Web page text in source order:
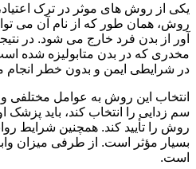
یکی از روش های موثر در ترک
روش، همان طور که از نام آن می
آور از بدن فرد خارج می شود. در
مخدری که در بدن متابولیزه شده
در شرایطی ایمن و بدون خطر
انتخاب این روش به عوامل مختلفی
سم زدایی را انتخاب کند، باید پزشک
روش را تأیید کند. همچنین شرایط
بسیار مؤثر است. از طرفی میزان
است.